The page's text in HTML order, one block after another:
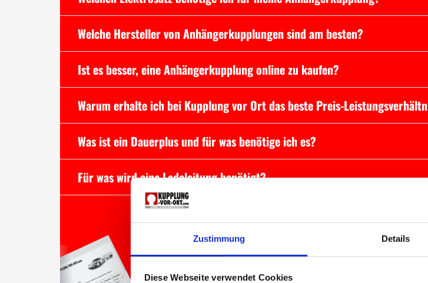
Zustimmung Details
Diese Webseite verwendet Cookies
Welche Hersteller von Anhängerkupplungen sind am besten?
Ist es besser, eine Anhängerkupplung online zu kaufen?
Warum erhalte ich bei Kupplung vor Ort das beste Preis-
Was ist ein Dauerplus und für was benötige ich es?
Für was wird eine Ladeleitung benötigt?
NOCH FRAGEN